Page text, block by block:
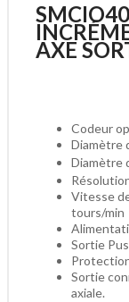
AXE
Codeur
Diamètre
Diamètre
Vitesse
tours/min
Sortie
Sortie
axiale.